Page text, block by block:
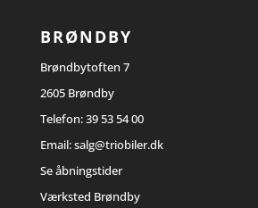
BRØNDBY
Brøndbytoften 7
2605 Brøndby
Telefon:39 53 54 00
Email:salg@triobiler.dk
Se åbningstider
Værksted Brøndby